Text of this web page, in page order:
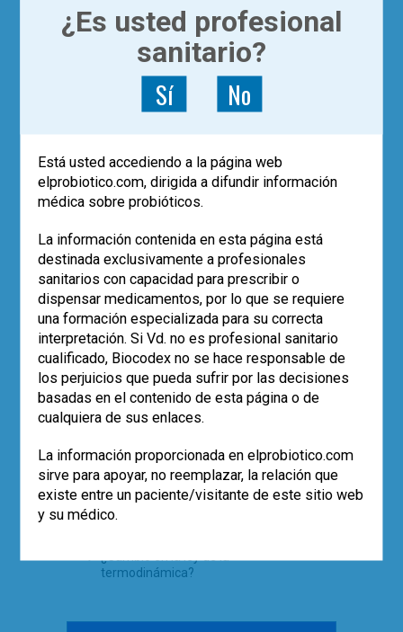
POST RECIENTES
Los datos de vida real confirman el
Saccharomyces boulardii
CNCM I-745 en la erradicación de
adversidad
El uso de probióticos aumenta, pero…
¿quién los recomienda?
boulardiiCNCM I-745 en la prevención
de la diarrea asociada a antibióticos
en pediatría (estudio SABURA)
El largo camino iberolatinoamericano
de la microbiota en 2025
TE PUEDE INTERESAR
Más sobre antibióticos y probióticos
Eco-solidaridad para superar la
adversidad
¿Prescriben los médicos probióticos
para prevenir la diarrea asociada al
termodinámica?
¿Es usted profesional
sanitario?
Sí No
Está usted accediendo a la página web
elprobiotico.com, dirigida a difundir información
médica sobre probióticos.
La información contenida en esta página está
destinada exclusivamente a profesionales
sanitarios con capacidad para prescribir o
dispensar medicamentos, por lo que se requiere
una formación especializada para su correcta
interpretación. Si Vd. no es profesional sanitario
cualificado, Biocodex no se hace responsable de
los perjuicios que pueda sufrir por las decisiones
basadas en el contenido de esta página o de
cualquiera de sus enlaces.
La información proporcionada en elprobiotico.com
sirve para apoyar, no reemplazar, la relación que
existe entre un paciente/visitante de este sitio web
y su médico.